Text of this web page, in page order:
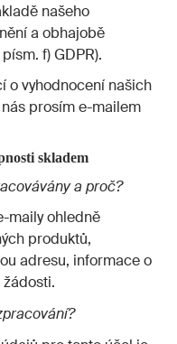
našeho
a obhajobě
f) GDPR).
o vyhodnocení našich
prosím e-mailem
skladem
a proč?
maily ohledně
produktů,
adresu, informace o